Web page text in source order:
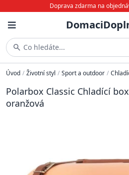
Doprava zdarma na
Co hledáte...
Úvod / Životní styl / Sport a outdoor /
Polarbox Classic Chladící
oranžová